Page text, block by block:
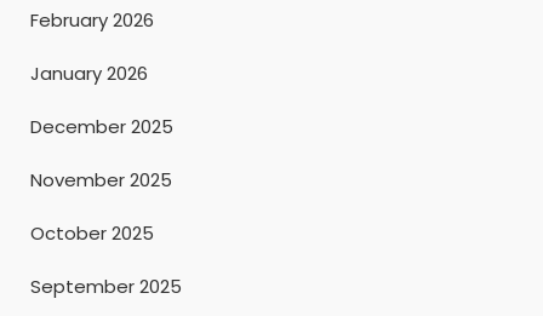
February 2026
January 2026
December 2025
November 2025
October 2025
September 2025